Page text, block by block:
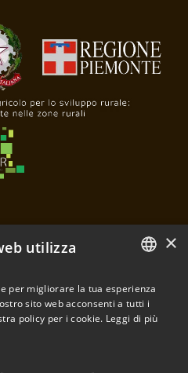
Oddero
Mariavittoria Oddero s.s.a.
Maria, 28
- Cuneo - Italia
ITALIAN
ENGLISH
×
utilizza
per migliorare la tua esperienza
sito web acconsenti a tutti i
policy per i cookie. Leggi di più